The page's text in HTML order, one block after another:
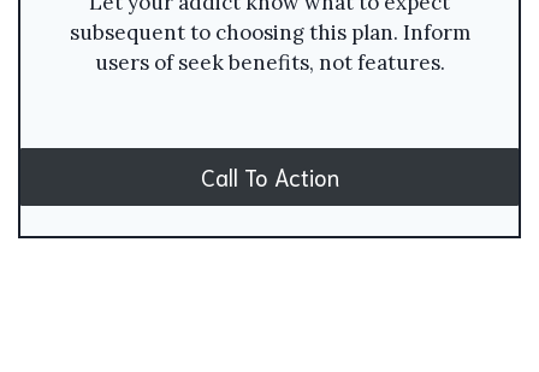
subsequent to choosing this plan. Inform
users of seek benefits, not features.
Call To Action